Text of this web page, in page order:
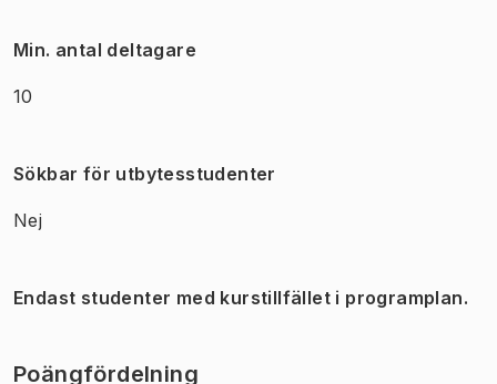
Min. antal deltagare
10
Sökbar för utbytesstudenter
Nej
Endast studenter med kurstillfället i programplan.
Poängfördelning